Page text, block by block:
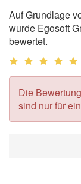
Auf Grundlage
wurde Egosoft
bewertet.
Die
sind nur für